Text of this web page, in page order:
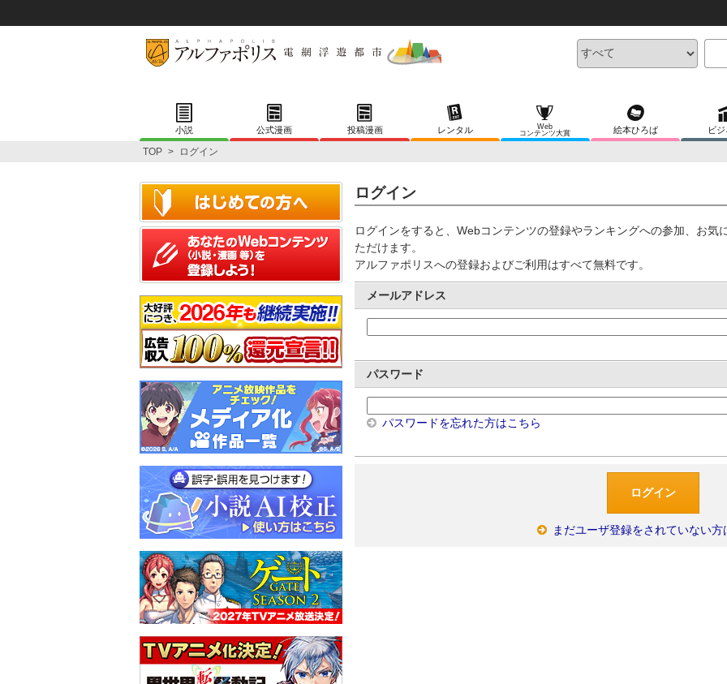
小説 公式漫画 投稿漫画 レンタル
Web
コンテンツ大賞
絵本ひろば ビ
TOP > ログイン
ログイン
ログインをすると、Webコンテンツの登録やランキングへの参加、お気
ただけます。
アルファポリスへの登録およびご利用はすべて無料です。
メールアドレス
パスワード
パスワードを忘れた方はこちら
まだユーザ登録をされていない方